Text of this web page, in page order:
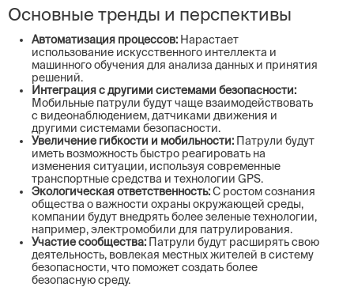
Основные тренды и перспективы
Автоматизация процессов: Нарастает
использование искусственного интеллекта и
машинного обучения для анализа данных и принятия
решений.
Интеграция с другими системами безопасности:
Мобильные патрули будут чаще взаимодействовать
с видеонаблюдением, датчиками движения и
другими системами безопасности.
Увеличение гибкости и мобильности: Патрули будут
иметь возможность быстро реагировать на
изменения ситуации, используя современные
транспортные средства и технологии GPS.
Экологическая ответственность:С ростом сознания
общества о важности охраны окружающей среды,
компании будут внедрять более зеленые технологии,
например, электромобили для патрулирования.
Участие сообщества: Патрули будут расширять свою
деятельность, вовлекая местных жителей в систему
безопасности, что поможет создать более
безопасную среду.